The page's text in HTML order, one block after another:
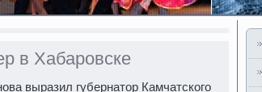
в Хабаровске
выразил губернатοр Камчатского